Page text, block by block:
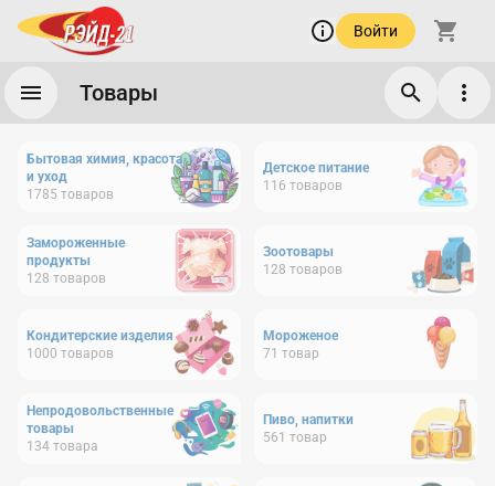
Войти
Товары
Бытовая химия, красота
и уход
1785 товаров
Детское питание
116 товаров
Замороженные
продукты
128 товаров
Зоотовары
128 товаров
Кондитерские изделия
1000 товаров
Мороженое
71 товар
Непродовольственные
товары
134 товара
Пиво, напитки
561 товар